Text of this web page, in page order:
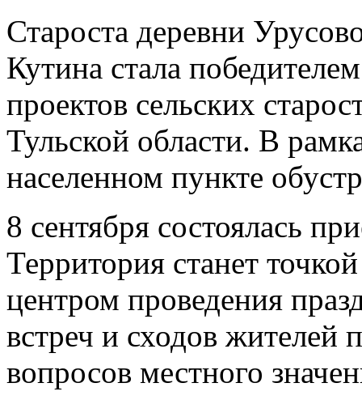
Староста деревни
Кутина стала
проектов сельских
Тульской области. В
населенном пункте
8 сентября состоялась
Территория станет
центром проведения
встреч и сходов
вопросов местного